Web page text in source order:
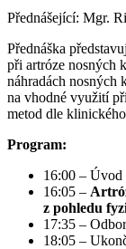
Přednášející: Mgr.
Přednáška
při artróze nosných
náhradách nosných
na vhodné využití
metod dle
Program:
16:00 –
16:05 –
z pohledu
17:35 –
18:05 –